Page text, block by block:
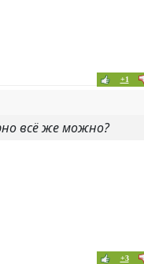
+1
всё же можно?
+3